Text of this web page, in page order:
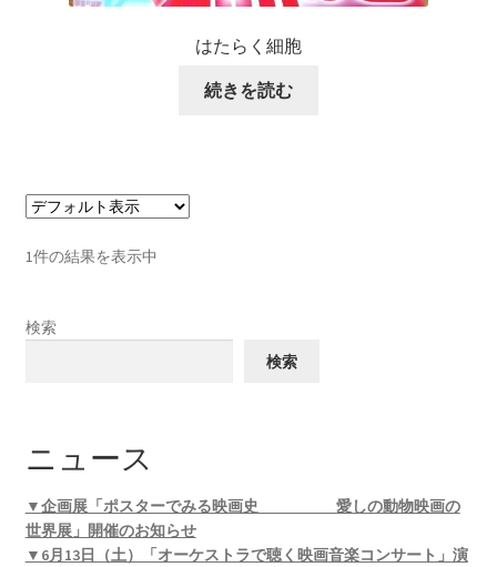
はたらく細胞
続きを読む
1件の結果を表示中
検索
検索
ニュース
▼企画展「ポスターでみる映画史 愛しの動物映画の
世界展」開催のお知らせ
▼6月13日（土）「オーケストラで聴く映画音楽コンサート」演